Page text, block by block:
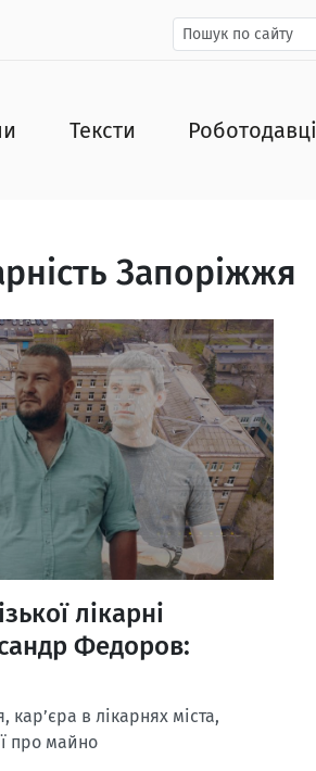
Тексти Роботодавці
Запоріжжя
лікарні
Федоров:
в лікарнях міста,
про майно